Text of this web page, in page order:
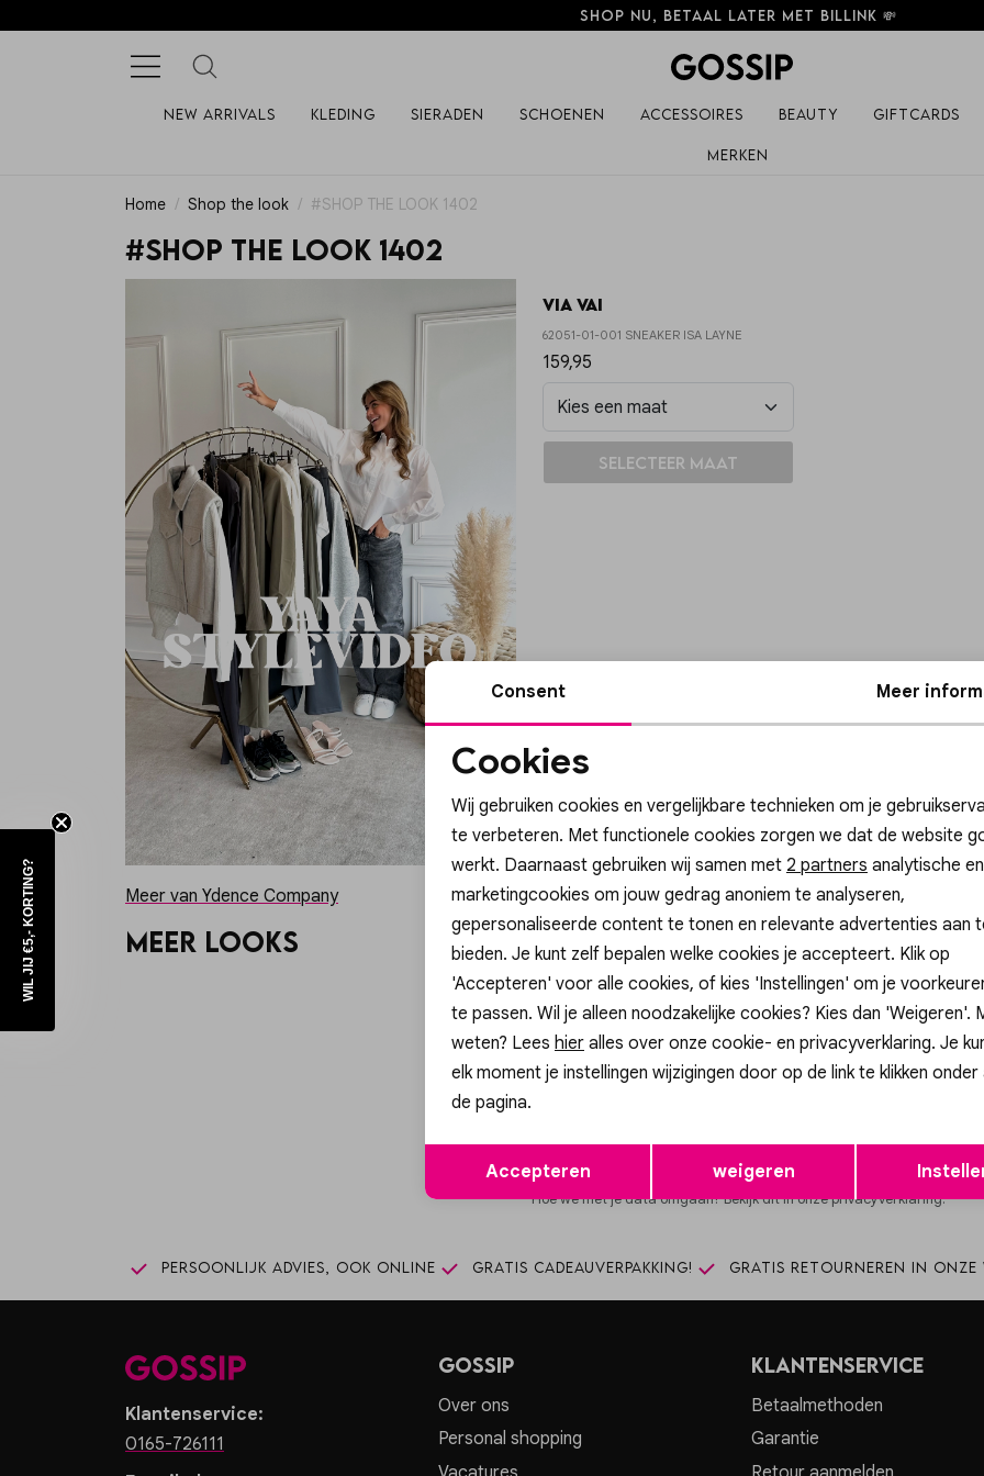
Shop nu, betaal later met Billink 💸
New arrivals Kleding Sieraden Schoenen Accessoires Beauty Giftcards
Merken
Home Shop the look #SHOP THE LOOK 1402
#SHOP THE LOOK 1402
Via Vai
62051-01-001 SNEAKER ISA LAYNE
159,95
In winkelmand
Selecteer maat
Meer van Ydence Company
Meer looks
Altijd als eerste op de hoogte zijn?
Schrijf je in voor onze nieuwsbrief en ontvang dan ook gelijk €5,-
Hoe we met je data omgaan? Bekijk dit in onze privacyverklaring.
Persoonlijk advies, ook online Gratis cadeauverpakking! Gratis retourneren in onze
Klantenservice:
0165-726111
Gossip
Over ons
Personal shopping
Klantenservice
Betaalmethoden
Garantie
Noodzakelijke
cookies
Analytische cookies Marketing cookies
Opslaan
Consent Meer
Cookies
Wij gebruiken cookies en vergelijkbare technieken om je
te verbeteren. Met functionele cookies zorgen we dat de website
werkt. Daarnaast gebruiken wij samen met 2 partners analytische en
marketingcookies om jouw gedrag anoniem te analyseren,
gepersonaliseerde content te tonen en relevante advertenties aan
bieden. Je kunt zelf bepalen welke cookies je accepteert. Klik op
'Accepteren' voor alle cookies, of kies 'Instellingen' om je
te passen. Wil je alleen noodzakelijke cookies? Kies dan 'Weigeren'.
weten? Lees hier alles over onze cookie- en privacyverklaring. Je
elk moment je instellingen wijzigingen door op de link te klikken onder
de pagina.
Accepteren weigeren
WIL JIJ €5,- KORTING?